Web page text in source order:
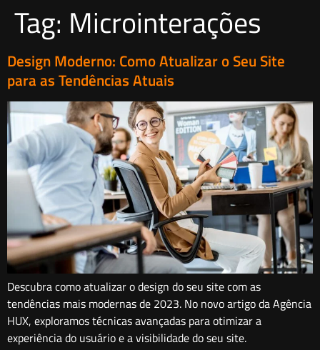
Tag: Microinterações
Design Moderno: Como Atualizar o Seu Site
para as Tendências Atuais
Descubra como atualizar o design do seu site com as
tendências mais modernas de 2023. No novo artigo da Agência
HUX, exploramos técnicas avançadas para otimizar a
experiência do usuário e a visibilidade do seu site.